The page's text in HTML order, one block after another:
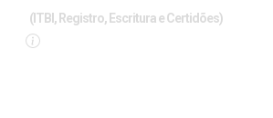
(ITBI, Registro, Escritura e Certidões)